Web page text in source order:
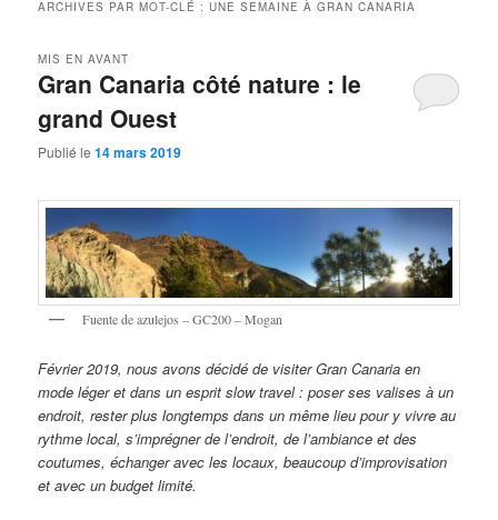
ARCHIVES PAR MOT-CLÉ :UNE SEMAINE À GRAN CANARIA
Gran Canaria côté nature : le
grand Ouest
MIS EN AVANT
Publié le14 mars 2019
Fuente de azulejos – GC200 – Mogan
Février 2019, nous avons décidé de visiter Gran Canaria en
mode léger et dans un esprit slow travel : poser ses valises à un
endroit, rester plus longtemps dans un même lieu pour y vivre au
rythme local, s’imprégner de l’endroit, de l’ambiance et des
coutumes, échanger avec les locaux, beaucoup d’improvisation
et avec un budget limité.